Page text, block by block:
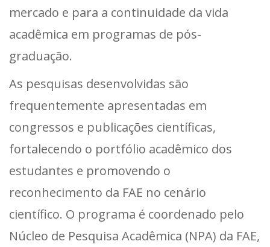
mercado e para a continuidade da vida
acadêmica em programas de pós-
graduação.
As pesquisas desenvolvidas são
frequentemente apresentadas em
congressos e publicações científicas,
fortalecendo o portfólio acadêmico dos
estudantes e promovendo o
reconhecimento da FAE no cenário
científico. O programa é coordenado pelo
Núcleo de Pesquisa Acadêmica (NPA) da FAE,